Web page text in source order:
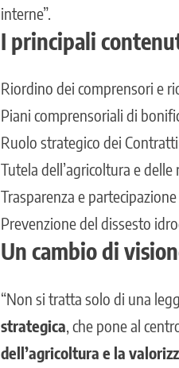
interne”.
I principali
Riordino dei comprensori e
Piani comprensoriali di
Ruolo strategico dei
Tutela dell’agricoltura e delle
Trasparenza e
Prevenzione del dissesto
Un cambio di
“Non si tratta solo di una
strategica , che pone al
dell’agricoltura e la